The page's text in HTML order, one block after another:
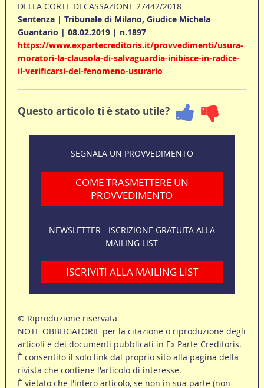
DELLA CORTE DI CASSAZIONE 27442/2018
Sentenza | Tribunale di Milano, Giudice Michela
Guantario | 08.02.2019 | n.1897
https://www.expartecreditoris.it/provvedimenti/usura-
moratori-la-clausola-di-salvaguardia-inibisce-in-radice-
il-verificarsi-del-fenomeno-usurario
Questo articolo ti è stato utile?
SEGNALA UN PROVVEDIMENTO
COME TRASMETTERE UN
PROVVEDIMENTO
NEWSLETTER - ISCRIZIONE GRATUITA ALLA
MAILING LIST
ISCRIVITI ALLA MAILING LIST
© Riproduzione riservata
NOTE OBBLIGATORIE per la citazione o riproduzione degli
articoli e dei documenti pubblicati in Ex Parte Creditoris.
È consentito il solo link dal proprio sito alla pagina della
rivista che contiene l'articolo di interesse.
È vietato che l'intero articolo, se non in sua parte (non